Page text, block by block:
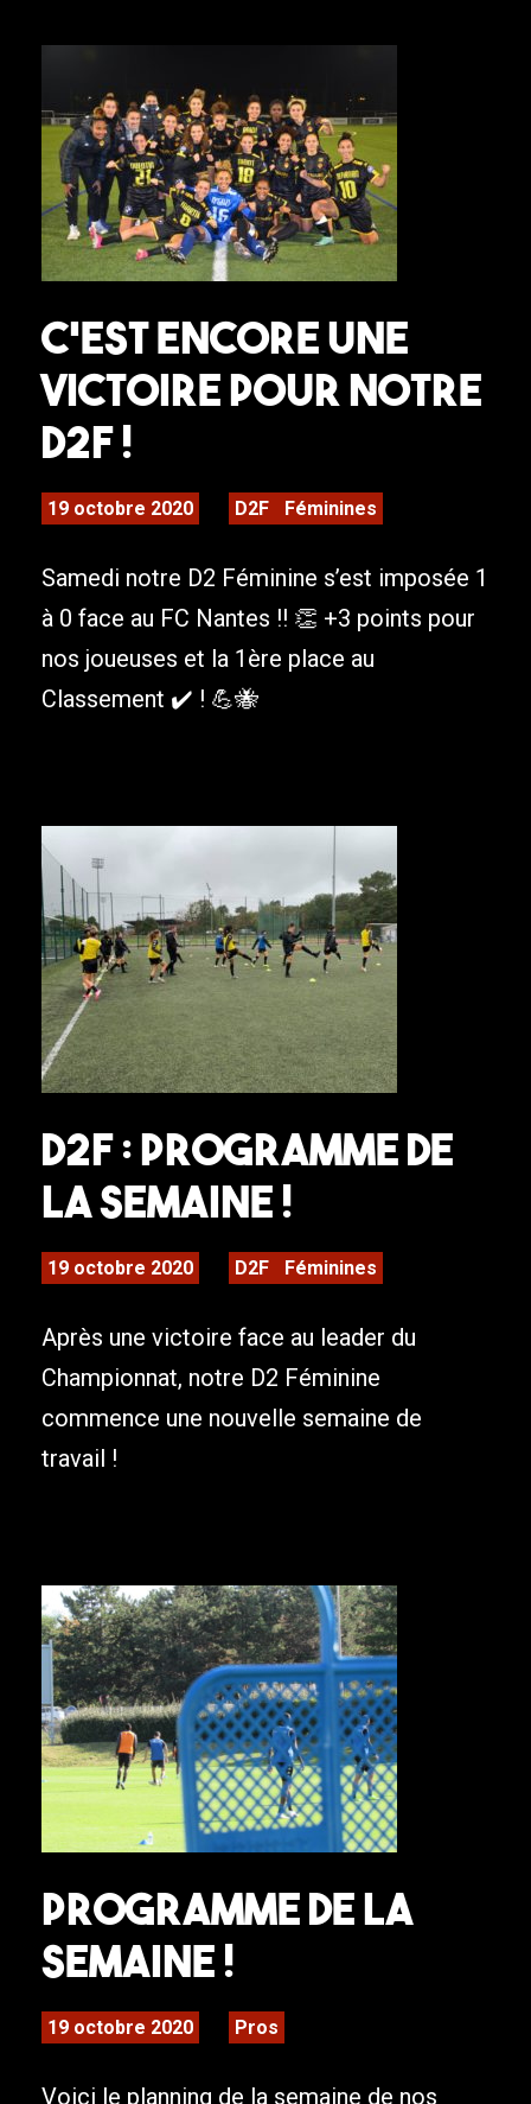
C’est encore une
victoire pour notre
D2F !
19 octobre 2020 D2F Féminines
Samedi notre D2 Féminine s’est imposée 1
à 0 face au FC Nantes !! 👏 +3 points pour
nos joueuses et la 1ère place au
Classement ✔️ ! 💪🐝
D2F : Programme de
la semaine !
19 octobre 2020 D2F Féminines
Après une victoire face au leader du
Championnat, notre D2 Féminine
commence une nouvelle semaine de
travail !
Programme de la
semaine !
19 octobre 2020 Pros
Voici le planning de la semaine de nos